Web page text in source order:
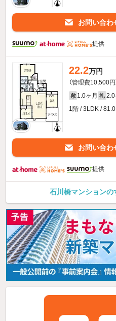
お問い合わ
提供
22.2万円
（管理費10,500円
敷 1.0ヶ月 礼 2.0
1階 / 3LDK /
お問い合わ
提供
石川橋マンションの